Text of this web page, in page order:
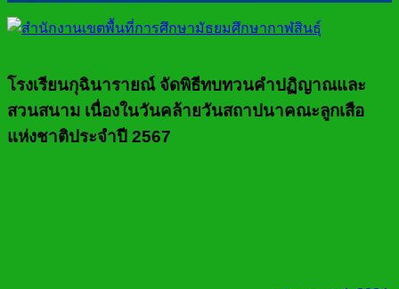
โรงเรียนกุฉินารายณ์ จัดพิธีทบทวนคำปฏิญาณและ
สวนสนาม เนื่องในวันคล้ายวันสถาปนาคณะลูกเสือ
แห่งชาติประจำปี 2567